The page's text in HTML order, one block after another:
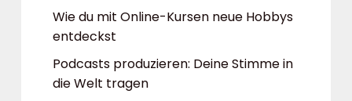
Wie du mit Online-Kursen neue Hobbys
entdeckst
Podcasts produzieren: Deine Stimme in
die Welt tragen